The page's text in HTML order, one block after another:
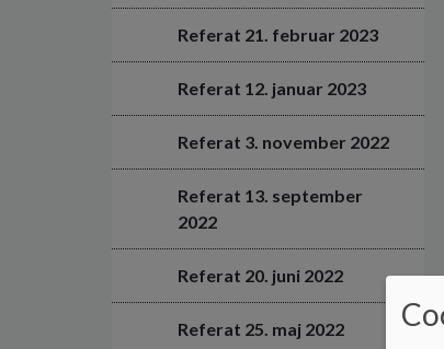
Referat 21. februar 2023
Referat 12. januar 2023
Referat 3. november 2022
Referat 13. september
2022
Referat 20. juni 2022
Referat 25. maj 2022